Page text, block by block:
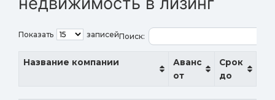
Показать записейПоиск:
Название компании
Аванс
от
Срок
до